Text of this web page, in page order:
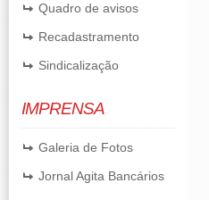
Quadro de avisos
Recadastramento
Sindicalização
IMPRENSA
Galeria de Fotos
Jornal Agita Bancários